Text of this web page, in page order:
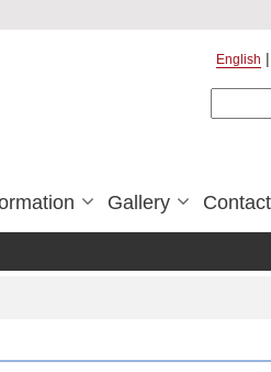
English
Gallery Contact